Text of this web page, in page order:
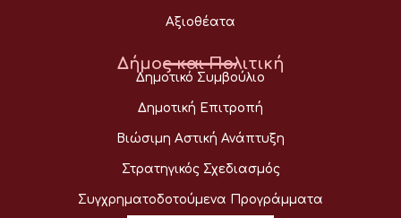
Αξιοθέατα
Δήμος και Πολιτική
Δημοτικό Συμβούλιο
Δημοτική Επιτροπή
Βιώσιμη Αστική Ανάπτυξη
Στρατηγικός Σχεδιασμός
Συγχρηματοδοτούμενα Προγράμματα